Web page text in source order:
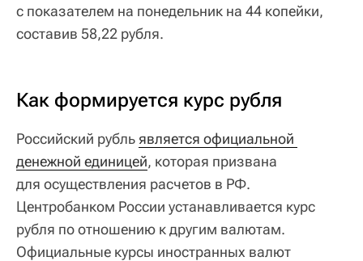
с показателем на понедельник на 44 копейки,
составив 58,22 рубля.
Как формируется курс рубля
Российский рубль является официальной
денежной единицей, которая призвана
для осуществления расчетов в РФ.
Центробанком России устанавливается курс
рубля по отношению к другим валютам.
Официальные курсы иностранных валют